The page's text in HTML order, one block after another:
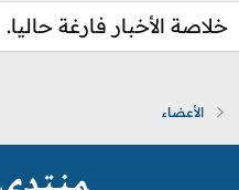
خلاصة الأخبار فارغة حاليا.
الأعضاء